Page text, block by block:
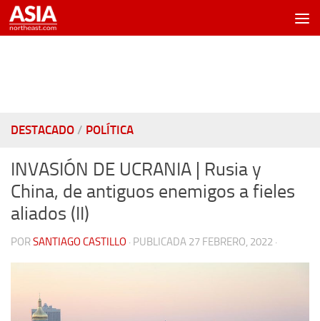
Saltar al contenido
DESTACADO / POLÍTICA
INVASIÓN DE UCRANIA | Rusia y
China, de antiguos enemigos a fieles
aliados (II)
PORSANTIAGO CASTILLO · PUBLICADA 27 FEBRERO, 2022 ·